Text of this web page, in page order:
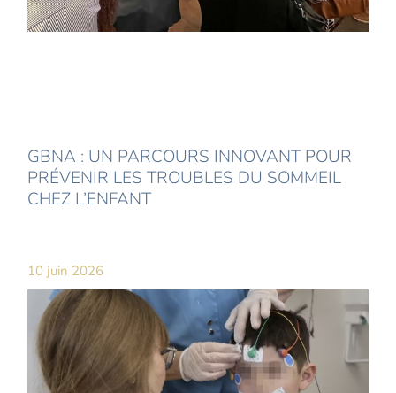
GBNA : UN PARCOURS INNOVANT POUR
PRÉVENIR LES TROUBLES DU SOMMEIL
CHEZ L’ENFANT
10 juin 2026